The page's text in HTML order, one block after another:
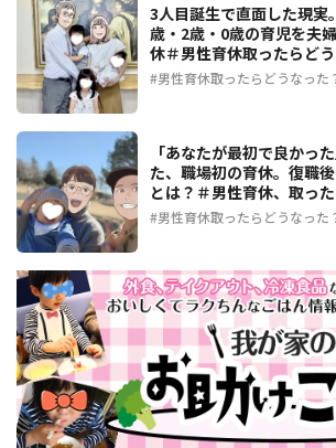
3人目誕生で直面した現実
歳・2歳・0歳の育児を夫
休＃男性育休取ったらど
男性育休取ったらどうなった
「あなたが最初で良かっ
た、職場初の育休。復職
とは？＃男性育休、取っ
男性育休取ったらどうなった